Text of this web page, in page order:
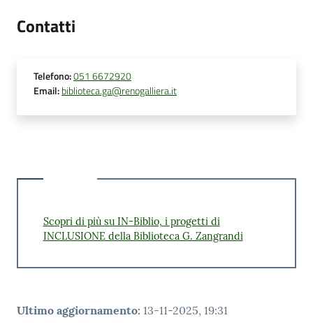
Contatti
Telefono:051 6672920
Email:biblioteca.ga@renogalliera.it
Scopri di più su IN-Biblio, i progetti di
INCLUSIONE della Biblioteca G. Zangrandi
Ultimo aggiornamento: 13-11-2025, 19:31